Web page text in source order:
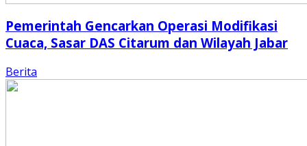
Pemerintah Gencarkan Operasi Modifikasi
Cuaca, Sasar DAS Citarum dan Wilayah Jabar
Berita